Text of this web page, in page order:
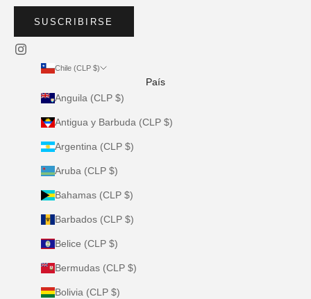
SUSCRIBIRSE
Chile (CLP $)
País
Anguila (CLP $)
Antigua y Barbuda (CLP $)
Argentina (CLP $)
Aruba (CLP $)
Bahamas (CLP $)
Barbados (CLP $)
Belice (CLP $)
Bermudas (CLP $)
Bolivia (CLP $)